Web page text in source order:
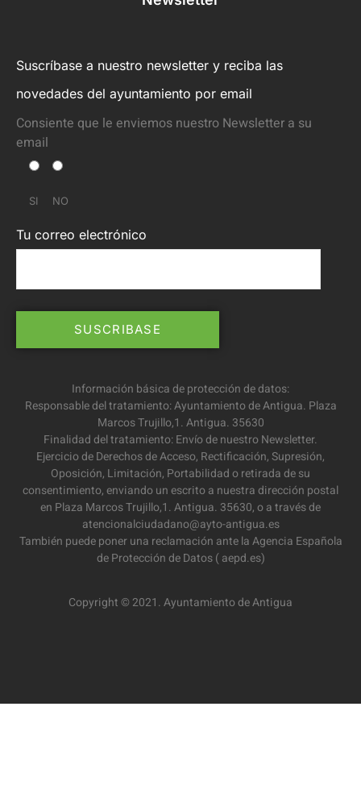
Suscríbase a nuestro newsletter y reciba las
novedades del ayuntamiento por email
Consiente que le enviemos nuestro Newsletter a su
email
SI NO
Tu correo electrónico
Información básica de protección de datos:
Responsable del tratamiento: Ayuntamiento de Antigua. Plaza
Marcos Trujillo,1. Antigua. 35630
Finalidad del tratamiento: Envío de nuestro Newsletter.
Ejercicio de Derechos de Acceso, Rectificación, Supresión,
Oposición, Limitación, Portabilidad o retirada de su
consentimiento, enviando un escrito a nuestra dirección postal
en Plaza Marcos Trujillo,1. Antigua. 35630, o a través de
atencionalciudadano@ayto-antigua.es
También puede poner una reclamación ante la Agencia Española
de Protección de Datos ( aepd.es)
Copyright © 2021. Ayuntamiento de Antigua